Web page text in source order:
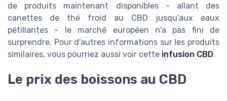
de produits maintenant disponibles - allant des
canettes de thé froid au CBD jusqu'aux eaux
pétillantes - le marché européen n'a pas fini de
surprendre. Pour d'autres informations sur les produits
similaires, vous pourriez aussi voir cette infusion CBD.
Le prix des boissons au CBD